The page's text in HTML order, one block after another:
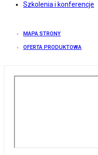
Szkolenia i konferencje
MAPA STRONY
OFERTA PRODUKTOWA